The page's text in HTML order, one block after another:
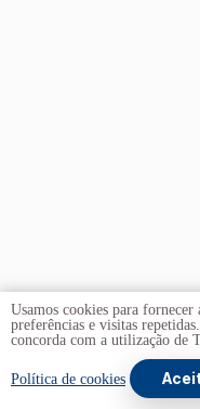
Copyright © 2026 -
Usamos cookies para
preferências e visitas
concorda com a utilização de
Política de cookies